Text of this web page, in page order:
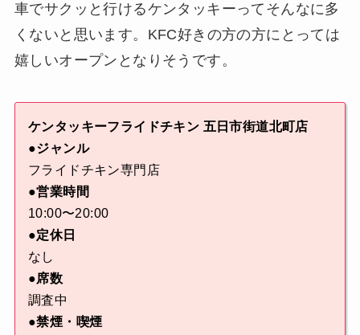
車でサクッと行けるケンタッキーってそんなに多
くないと思います。KFC好きの方の方にとっては
嬉しいオープンとなりそうです。
ケンタッキーフライドチキン 五日市街道北町店
●ジャンル
フライドチキン専門店
●営業時間
10:00〜20:00
●定休日
なし
●席数
調査中
●禁煙・喫煙